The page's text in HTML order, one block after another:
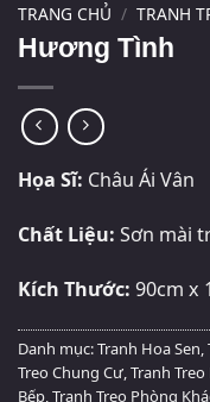
TRANG CHỦ / TRANH
Hương Tình
Họa Sĩ: Châu Ái Vân
Chất Liệu: Sơn mài
Kích Thước: 90cm x
Danh mục:Tranh Hoa Sen,
Treo Chung Cư,Tranh Treo
Bếp,Tranh Treo Phòng